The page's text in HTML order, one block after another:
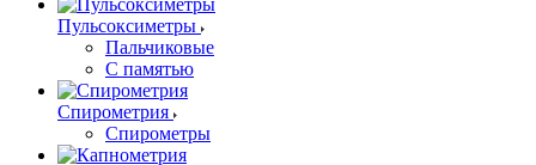
Пульсоксиметры
Пальчиковые
С памятью
Спирометрия
Спирометры